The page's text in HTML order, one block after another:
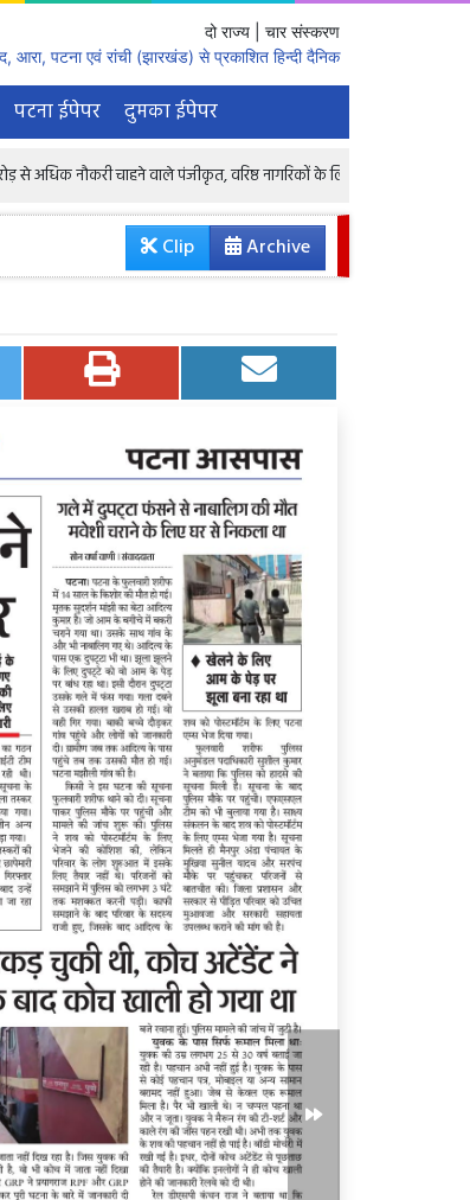
दो राज्य | चार संस्करण
आरा, पटना एवं रांची (झारखंड) से प्रकाशित हिन्दी दैनिक
पटना ईपेपर दुमका ईपेपर
चाहने वाले पंजीकृत, वरिष्ठ नागरिकों के लिए भी 1.68 लाख रिक्तियां : केंद्रीय
Archive
Clip